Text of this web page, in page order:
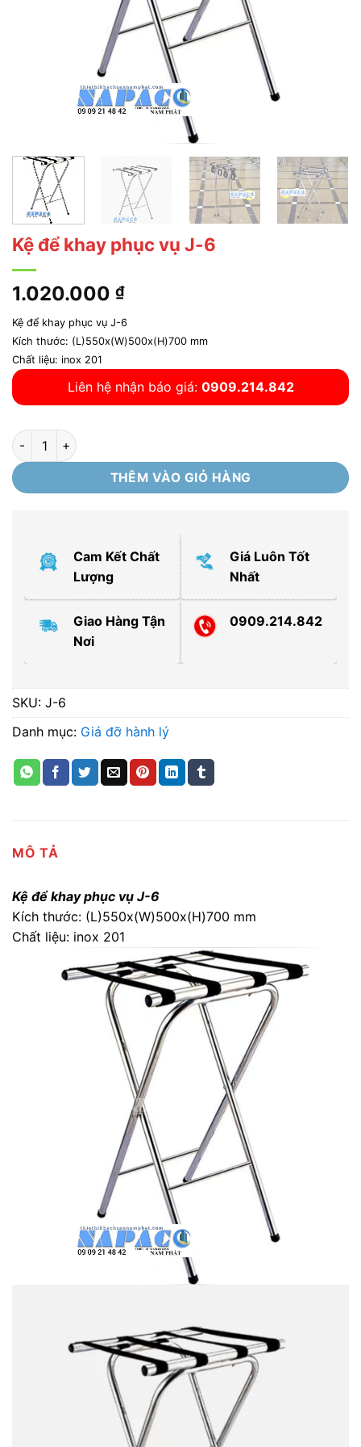
Kệ để khay phục vụ J-6
1.020.000 ₫
Kệ để khay phục vụ J-6
Kích thước: (L)550x(W)500x(H)700 mm
Chất liệu: inox 201
Liên hệ nhận báo giá: 0909.214.842
Kệ để khay phục vụ J-6 số lượng
THÊM VÀO GIỎ HÀNG
Cam Kết Chất
Lượng
Giá Luôn Tốt
Nhất
Giao Hàng Tận
Nơi
0909.214.842
SKU: J-6
Danh mục: Giá đỡ hành lý
MÔ TẢ
Kệ để khay phục vụ J-6
Kích thước: (L)550x(W)500x(H)700 mm
Chất liệu: inox 201